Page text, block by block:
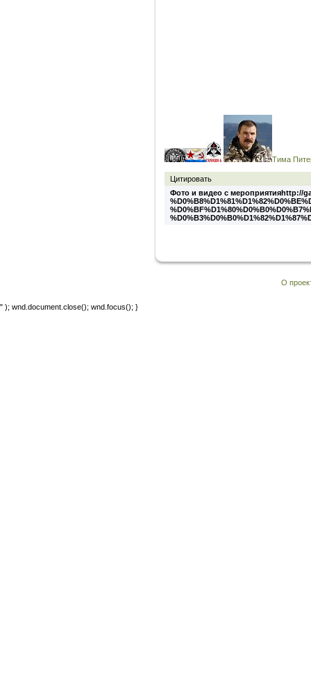
Тима
Цитировать
Фото и видео с мероприятияhttp://
О
" ); wnd.document.close(); wnd.focus(); }